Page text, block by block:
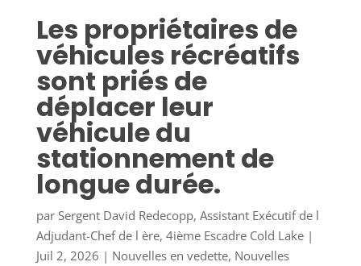
Les propriétaires de
véhicules récréatifs
sont priés de
déplacer leur
véhicule du
stationnement de
longue durée.
par Sergent David Redecopp, Assistant Exécutif de l
Adjudant-Chef de l ère, 4ième Escadre Cold Lake|
Juil 2, 2026 | Nouvelles en vedette, Nouvelles